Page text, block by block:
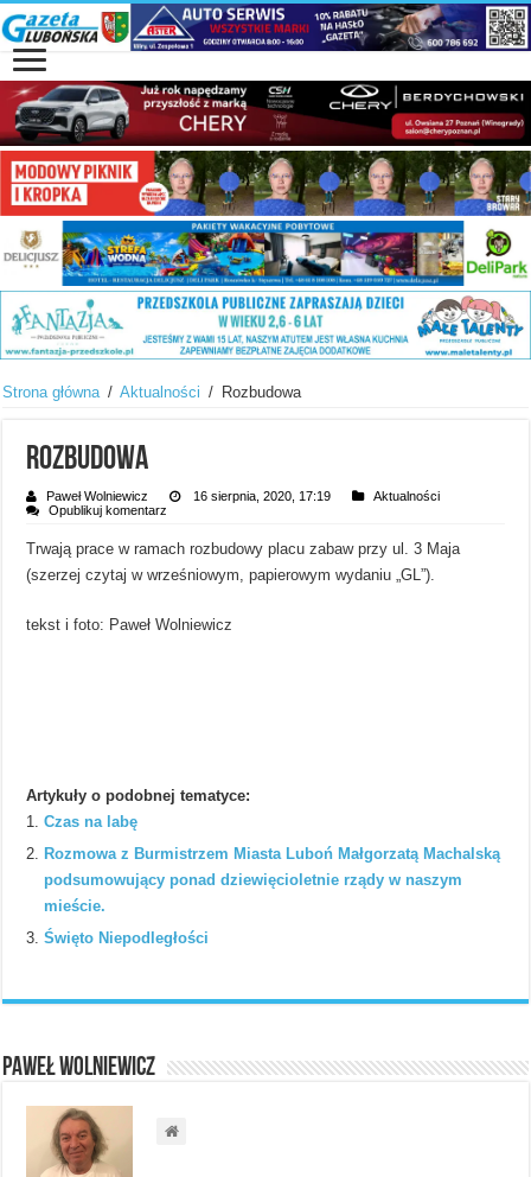
Strona główna / Aktualności / Rozbudowa
Rozbudowa
Paweł Wolniewicz 16 sierpnia, 2020, 17:19
Aktualności
Opublikuj komentarz
Trwają prace w ramach rozbudowy placu zabaw przy ul. 3 Maja
(szerzej czytaj w wrześniowym, papierowym wydaniu „GL”).
tekst i foto: Paweł Wolniewicz
Artykuły o podobnej tematyce:
Czas na labę
Rozmowa z Burmistrzem Miasta Luboń Małgorzatą Machalską
podsumowujący ponad dziewięcioletnie rządy w naszym
mieście.
Święto Niepodległości
Paweł Wolniewicz